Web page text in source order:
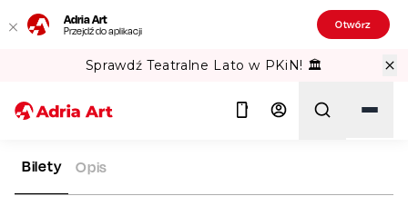
Adria Art
Przejdź do aplikacji Otwórz
Sprawdź Teatralne Lato w PKiN! 🏛️
ADRIA ART
Bilety Opis